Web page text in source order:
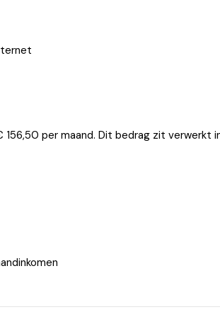
per maand. Dit bedrag zit verwerkt